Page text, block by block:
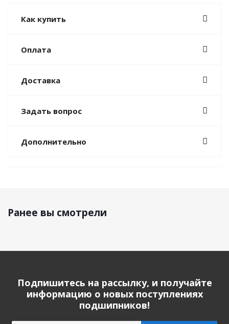
Как купить
Оплата
Доставка
Задать вопрос
Дополнительно
Ранее вы смотрели
Подпишитесь на рассылку, и получайте
информацию о новых поступлениях
подшипников!